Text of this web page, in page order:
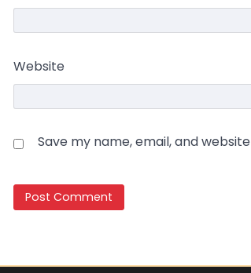
Website
Save my name, email, and